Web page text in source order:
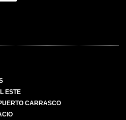
ESTE
CARRASCO